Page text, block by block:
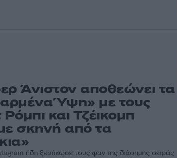
Άνιστον αποθεώνει τα
Ύψη» με τους
και Τζέικομπ
σκηνή από τα
ήδη ξεσήκωσε τους φαν της διάσημης σειράς